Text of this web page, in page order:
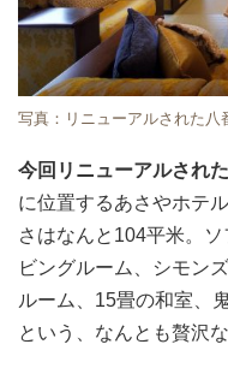
写真：リニューアルされた八
今回リニューアルされ
に位置するあさやホテ
さはなんと104平米。
ビングルーム、シモン
ルーム、15畳の和室、
という、なんとも贅沢